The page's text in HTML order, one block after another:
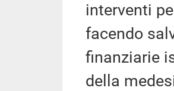
interventi
facendo
finanziarie
della